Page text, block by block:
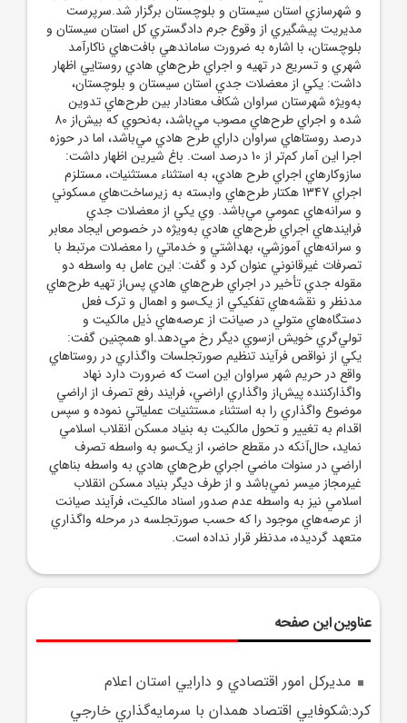
و شهرسازي استان سيستان و بلوچستان برگزار شد.سرپرست
مديريت پيشگيري از وقوع جرم دادگستري کل استان سيستان و
بلوچستان، با اشاره به ضرورت ساماندهي بافت‌هاي ناکارآمد
شهري و تسريع در تهيه و اجراي طرح‌هاي هادي روستايي اظهار
داشت: يکي از معضلات جدي استان سيستان و بلوچستان،
به‌ويژه شهرستان سراوان شکاف معنادار بين طرح‌هاي تدوين
شده و اجراي طرح‌هاي مصوب مي‌باشد، به‌نحوي که بيش‌از 80
درصد روستاهاي سراوان داراي طرح هادي مي‌باشد، اما در حوزه
اجرا اين آمار کم‌تر از 10 درصد است. باغ شيرين اظهار داشت:
سازوکارهاي اجراي طرح هادي، به استثناء مستثنيات، مستلزم
اجراي 1347 هکتار طرح‌هاي وابسته به زيرساخت‌هاي مسکوني
و سرانه‌هاي عمومي مي‌باشد. وي يکي از معضلات جدي
فرايندهاي اجراي طرح‌هاي هادي به‌ويژه در خصوص ايجاد معابر
و سرانه‌هاي آموزشي، بهداشتي و خدماتي را معضلات مرتبط با
تصرفات غيرقانوني عنوان کرد و گفت: اين عامل به واسطه دو
مقوله جدي تأخير در اجراي طرح‌هاي هادي پس‌از تهيه طرح‌هاي
مدنظر و نقشه‌هاي تفکيکي از يک‌سو و اهمال و ترک فعل
دستگاه‌هاي متولي در صيانت از عرصه‌هاي ذيل مالکيت و
تولي‌گري خويش ازسوي ديگر رخ مي‌دهد.او همچنين گفت:
يکي از نواقص فرآيند تنظيم صورتجلسات واگذاري در روستاهاي
واقع در حريم شهر سراوان اين است که ضرورت دارد نهاد
واگذارکننده پيش‌از واگذاري اراضي، فرايند رفع تصرف از اراضي
موضوع واگذاري را به استثناء مستثنيات عملياتي نموده و سپس
اقدام به تغيير و تحول مالکيت به بنياد مسکن انقلاب اسلامي
نمايد، حال‌آنکه در مقطع حاضر، از يک‌سو به واسطه تصرف
اراضي در سنوات ماضي اجراي طرح‌هاي هادي به واسطه بناهاي
غيرمجاز ميسر نمي‌باشد و از طرف ديگر بنياد مسکن انقلاب
اسلامي نيز به واسطه عدم صدور اسناد مالکيت، فرآيند صيانت
از عرصه‌هاي موجود را که حسب صورتجلسه در مرحله واگذاري
متعهد گرديده، مدنظر قرار نداده است.
عناوین این صفحه
مديرکل امور اقتصادي و دارايي استان اعلام
کرد:شکوفايي اقتصاد همدان با سرمايه‌گذاري خارجي